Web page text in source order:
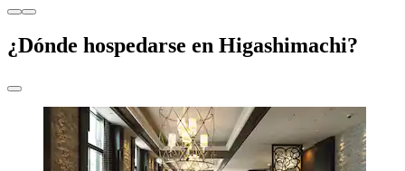
¿Dónde hospedarse en Higashimachi?